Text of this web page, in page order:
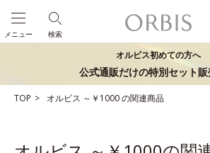
検索
メニュー
オルビス初めての方へ
公式通販だけの特別セット販
TOP オルビス ～￥1000の関連商品